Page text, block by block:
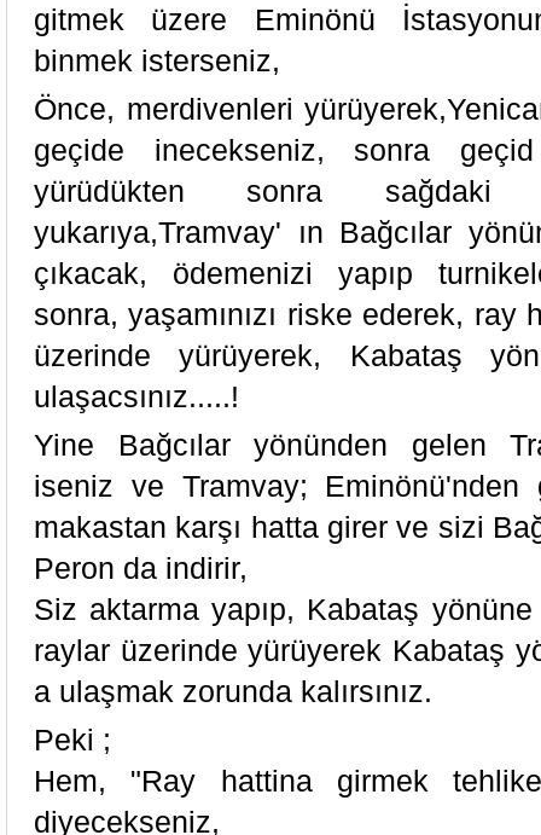
gitmek üzere Eminönü
binmek isterseniz,
Önce, merdivenleri
geçide inecekseniz, sonra
yürüdükten sonra sağdaki
yukarıya,Tramvay' ın Bağcılar
çıkacak, ödemenizi yapıp
sonra, yaşamınızı riske ederek, ray
üzerinde yürüyerek, Kabataş
ulaşacsınız.....!
Yine Bağcılar yönünden gelen
iseniz ve Tramvay; Eminönü'nden
makastan karşı hatta girer ve sizi
Peron da indirir,
Siz aktarma yapıp, Kabataş
raylar üzerinde yürüyerek Kabataş
a ulaşmak zorunda kalırsınız.
Peki ;
Hem, "Ray hattina girmek
diyecekseniz,